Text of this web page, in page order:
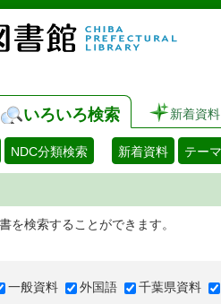
いろいろ検索 新着資料
NDC分類検索 新着資料 テー
を検索することができます。
一般資料 外国語 千葉県資料